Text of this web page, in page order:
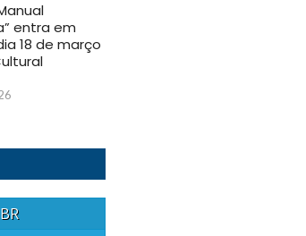
entra em
18 de março